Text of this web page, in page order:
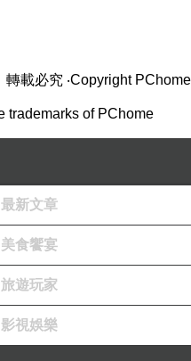
轉載必究 ‧Copyright PChome
trademarks of PChome
最新文章
美食饗宴
旅遊玩家
影視娛樂